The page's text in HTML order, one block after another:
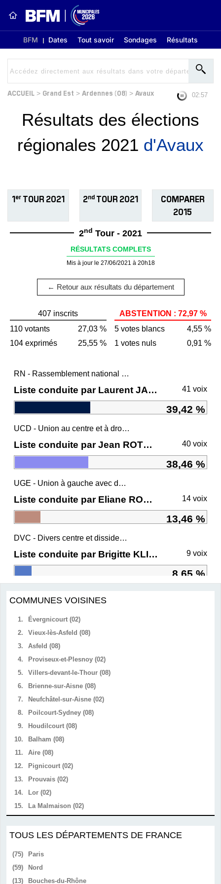
BFM Dates Tout savoir Sondages Résultats
ACCUEIL > Grand Est > Ardennes (08) > Avaux 02:56
Résultats des élections
régionales 2021 d'Avaux
1er TOUR 2021 2ndTOUR 2021
COMPARER
2015
2nd Tour - 2021
RÉSULTATS COMPLETS
Mis à jour le 27/06/2021 à 20h18
← Retour aux résultats du département
407 inscrits
110 votants
27,03 %
104 exprimés
25,55 %
ABSTENTION : 72,97 %
5 votes blancs
4,55 %
1 votes nuls
0,91 %
RN - Rassemblement national et ses alliés
Liste conduite par Laurent JACOBELLI 41 voix
39,42 %
UCD - Union au centre et à droite
Liste conduite par Jean ROTTNER 40 voix
38,46 %
UGE - Union à gauche avec des écologistes
Liste conduite par Eliane ROMANI 14 voix
13,46 %
DVC - Divers centre et dissidents Ensemble
Liste conduite par Brigitte KLINKERT 9 voix
8,65 %
COMMUNES VOISINES
1.
Évergnicourt (02)
2.
Vieux-lès-Asfeld (08)
3.
Asfeld (08)
4.
Proviseux-et-Plesnoy (02)
5.
Villers-devant-le-Thour (08)
6.
Brienne-sur-Aisne (08)
7.
Neufchâtel-sur-Aisne (02)
8.
Poilcourt-Sydney (08)
9.
Houdilcourt (08)
10.
Balham (08)
11.
Aire (08)
12.
Pignicourt (02)
13.
Prouvais (02)
14.
Lor (02)
15.
La Malmaison (02)
TOUS LES DÉPARTEMENTS DE FRANCE
(75)
Paris
(59)
Nord
(13)
Bouches-du-Rhône